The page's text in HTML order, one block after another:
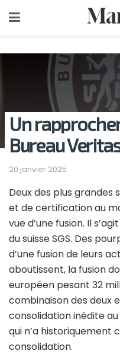
Un
Bureau
20 janvier 2025
Deux des plus grandes
et de certification au
vue d’une fusion. Il
du suisse SGS. Des
d’une fusion de leurs
aboutissent, la fusion
européen pesant 32
combinaison des deux
consolidation inédite
qui n’a historiquement
consolidation.